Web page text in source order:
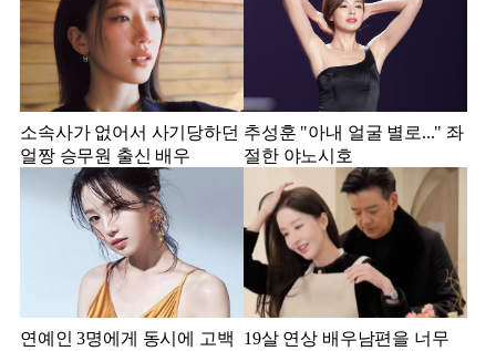
소속사가 없어서 사기당하던
얼짱 승무원 출신 배우
추성훈 "아내 얼굴 별로..." 좌
절한 야노시호
연예인 3명에게 동시에 고백
19살 연상 배우남편을 너무